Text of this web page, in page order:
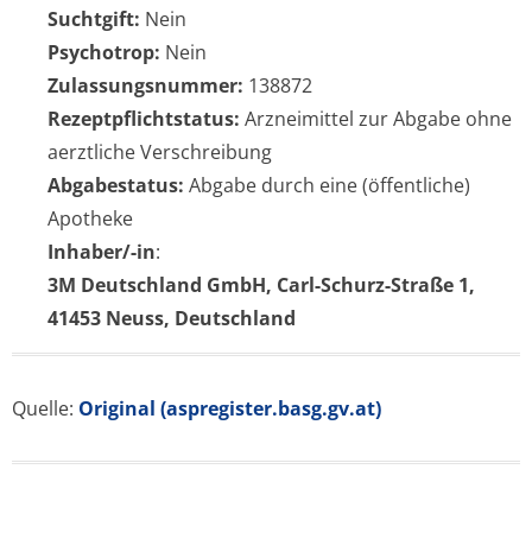
Suchtgift: Nein
Psychotrop: Nein
Zulassungsnummer: 138872
Rezeptpflichtstatus: Arzneimittel zur Abgabe ohne
aerztliche Verschreibung
Abgabestatus: Abgabe durch eine (öffentliche)
Apotheke
Inhaber/-in:
3M Deutschland GmbH, Carl-Schurz-Straße 1,
41453 Neuss, Deutschland
Quelle: Original (aspregister.basg.gv.at)